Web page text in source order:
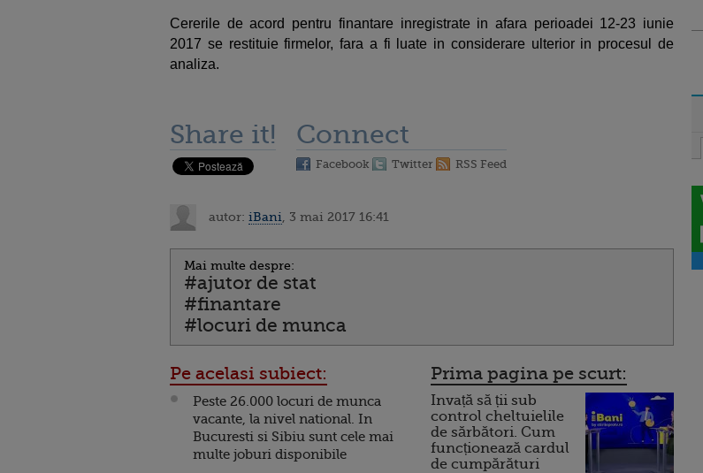
Cererile de acord pentru finantare inregistrate in afara perioadei 12-23 iunie
2017 se restituie firmelor, fara a fi luate in considerare ulterior in procesul de
analiza.
Share it! Connect
Facebook Twitter RSS Feed
autor: iBani , 3 mai 2017 16:41
Mai multe despre:
#ajutor de stat
#finantare
#locuri de munca
Pe acelasi subiect:
Peste 26.000 locuri de munca
vacante, la nivel national. In
Bucuresti si Sibiu sunt cele mai
multe joburi disponibile
Prima pagina pe scurt:
Invață să ții sub
control cheltuielile
de sărbători. Cum
funcționează cardul
de cumpărături